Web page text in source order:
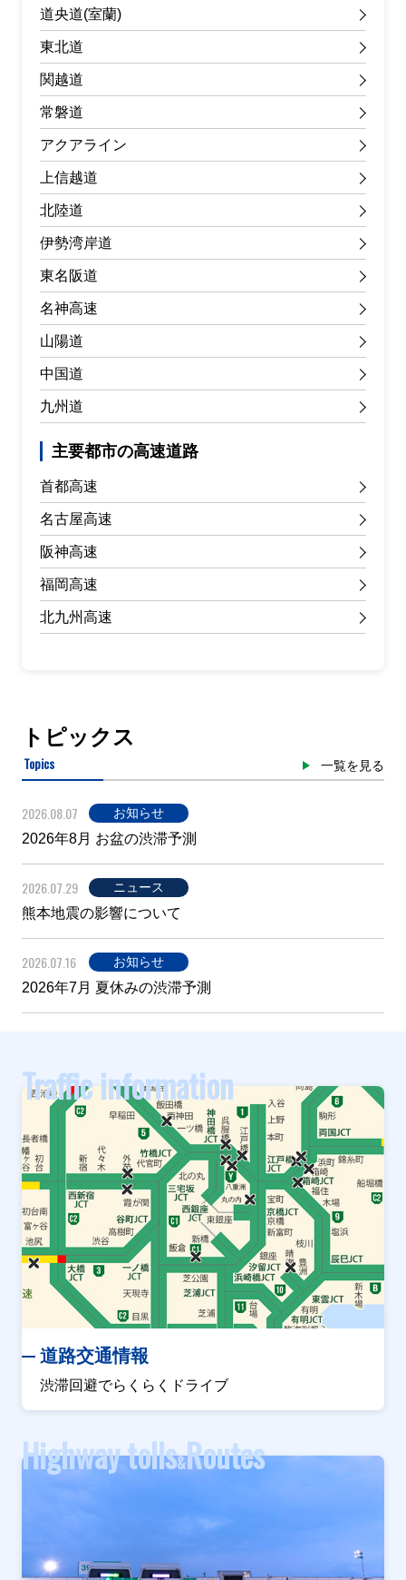
道央道(室蘭)
東北道
関越道
常磐道
アクアライン
上信越道
北陸道
伊勢湾岸道
東名阪道
名神高速
山陽道
中国道
九州道
主要都市の高速道路
首都高速
名古屋高速
阪神高速
福岡高速
北九州高速
トピックス
Topics 一覧を見る
2026.08.07 お知らせ
2026年8月 お盆の渋滞予測
2026.07.29 ニュース
熊本地震の影響について
2026.07.16 お知らせ
2026年7月 夏休みの渋滞予測
Traffic information
道路交通情報
渋滞回避でらくらくドライブ
Highway tolls&Routes